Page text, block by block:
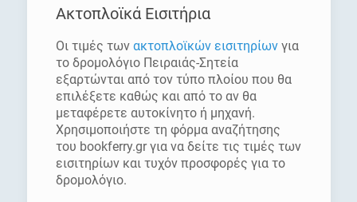
Ακτοπλοϊκά Εισιτήρια
Οι τιμές των ακτοπλοϊκών εισιτηρίωνγια
το δρομολόγιο Πειραιάς-Σητεία
εξαρτώνται από τον τύπο πλοίου που θα
επιλέξετε καθώς και από το αν θα
μεταφέρετε αυτοκίνητο ή μηχανή.
Χρησιμοποιήστε τη φόρμα αναζήτησης
του bookferry.gr για να δείτε τις τιμές των
εισιτηρίων και τυχόν προσφορές για το
δρομολόγιο.